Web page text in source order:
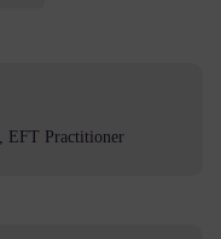
EFT Practitioner